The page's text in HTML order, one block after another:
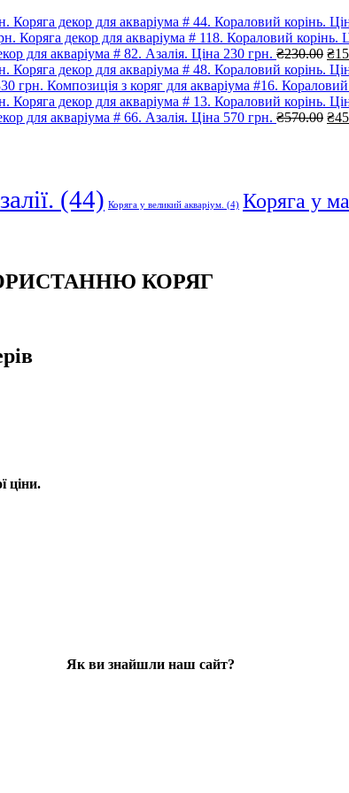
Коряга декор для акваріума # 44. Кораловий корінь.
Коряга декор для акваріума # 118. Кораловий корінь.
для акваріума # 82. Азалія. Ціна 230 грн. ₴230.00 ₴
Коряга декор для акваріума # 48. Кораловий корінь.
Композиція з коряг для акваріума #16.
Коряга декор для акваріума # 13. Кораловий корінь.
для акваріума # 66. Азалія. Ціна 570 грн. ₴570.00 ₴
(44) Коряга у великий акваріум. (4) Коряга у
КОРЯГ
ціни.
Як ви знайшли наш сайт?